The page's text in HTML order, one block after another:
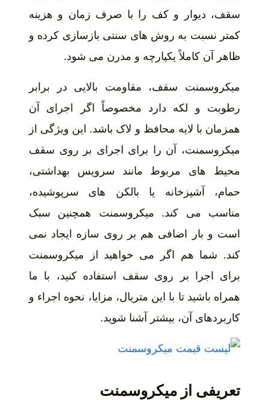
سقف، دیوار و کف را با صرف زمان و هزینه
کمتر نسبت به روش های سنتی بازسازی کرده و
ظاهر آن کاملاً یکپارچه و مدرن می شود.
میکروسمنت سقف، مقاومت بالایی در برابر
رطوبت و لکه دارد مخصوصاً اگر اجرای آن
همزمان با لایه محافظ و لاک باشد. این ویژگی از
میکروسمنت، آن را برای اجرای بر روی سقف
محیط های مربوط مانند سرویس بهداشتی،
حمام، آشپزخانه یا بالکن های سرپوشیده،
مناسب می کند. میکروسمنت همچنین سبک
است و بار اضافی هم بر روی سازه ایجاد نمی
کند. شما هم اگر می خواهید از میکروسمنت
برای اجرا بر روی سقف استفاده کنید، با ما
همراه باشید تا با این متریال، مزایا، نحوه اجراء و
کاربردهای آن، بیشتر آشنا شوید.
تعریفی از میکروسمنت